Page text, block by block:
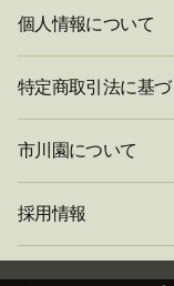
個人情報について
特定商取引法に基
市川園について
採用情報